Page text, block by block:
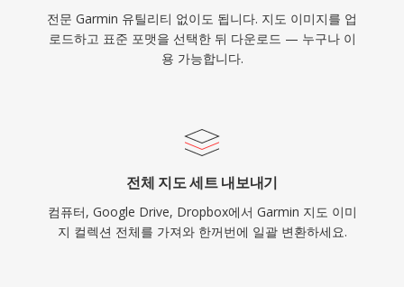
전문 Garmin 유틸리티 없이도 됩니다. 지도 이미지를 업
로드하고 표준 포맷을 선택한 뒤 다운로드 — 누구나 이
용 가능합니다.
전체 지도 세트 내보내기
컴퓨터, Google Drive, Dropbox에서 Garmin 지도 이미
지 컬렉션 전체를 가져와 한꺼번에 일괄 변환하세요.